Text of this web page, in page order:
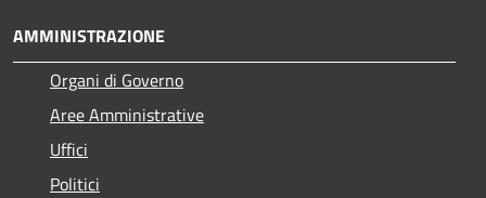
AMMINISTRAZIONE
Organi di Governo
Aree Amministrative
Uffici
Politici